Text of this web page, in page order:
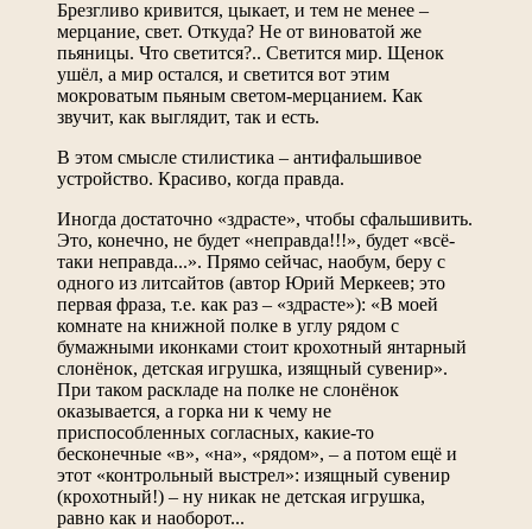
Брезгливо кривится, цыкает, и тем не менее –
мерцание, свет. Откуда? Не от виноватой же
пьяницы. Что светится?.. Светится мир. Щенок
ушёл, а мир остался, и светится вот этим
мокроватым пьяным светом-мерцанием. Как
звучит, как выглядит, так и есть.
В этом смысле стилистика – антифальшивое
устройство. Красиво, когда правда.
Иногда достаточно «здрасте», чтобы сфальшивить.
Это, конечно, не будет «неправда!!!», будет «всё-
таки неправда...». Прямо сейчас, наобум, беру с
одного из литсайтов (автор Юрий Меркеев; это
первая фраза, т.е. как раз – «здрасте»): «В моей
комнате на книжной полке в углу рядом с
бумажными иконками стоит крохотный янтарный
слонёнок, детская игрушка, изящный сувенир».
При таком раскладе на полке не слонёнок
оказывается, а горка ни к чему не
приспособленных согласных, какие-то
бесконечные «в», «на», «рядом», – а потом ещё и
этот «контрольный выстрел»: изящный сувенир
(крохотный!) – ну никак не детская игрушка,
равно как и наоборот...